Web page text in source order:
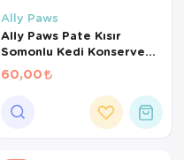
Ally Paws
Ally Paws Pate Kısır
Somonlu Kedi Konserve
400Gr
60,00